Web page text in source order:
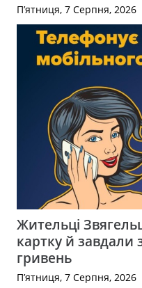
П’ятниця, 7 Серпня, 2026
Жительці
картку й завдали
гривень
П’ятниця, 7 Серпня, 2026